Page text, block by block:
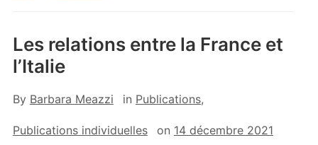
Les relations entre la France et
l’Italie
By Barbara Meazzi in Publications,
Publications individuelles on 14 décembre 2021